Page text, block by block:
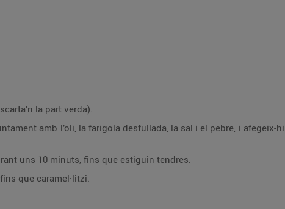
la part verda).
amb l’oli, la farigola desfullada, la sal i el pebre, i afegeix-
uns 10 minuts, fins que estiguin tendres.
que caramel·litzi.